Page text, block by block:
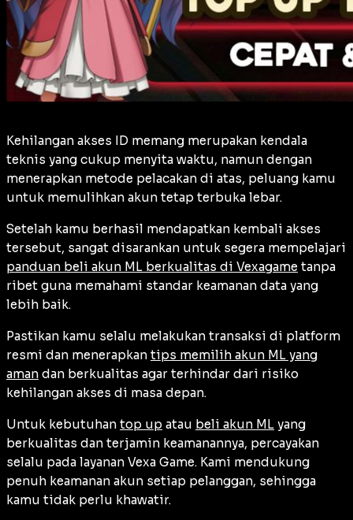
Kehilangan akses ID memang merupakan kendala
teknis yang cukup menyita waktu, namun dengan
menerapkan metode pelacakan di atas, peluang kamu
untuk memulihkan akun tetap terbuka lebar.
Setelah kamu berhasil mendapatkan kembali akses
tersebut, sangat disarankan untuk segera mempelajari
panduan beli akun ML berkualitas di Vexagame tanpa
ribet guna memahami standar keamanan data yang
lebih baik.
Pastikan kamu selalu melakukan transaksi di platform
resmi dan menerapkan tips memilih akun ML yang
aman dan berkualitas agar terhindar dari risiko
kehilangan akses di masa depan.
Untuk kebutuhan top up atau beli akun ML yang
berkualitas dan terjamin keamanannya, percayakan
selalu pada layanan Vexa Game. Kami mendukung
penuh keamanan akun setiap pelanggan, sehingga
kamu tidak perlu khawatir.